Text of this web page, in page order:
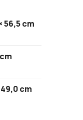
56,5 cm
49,0 cm